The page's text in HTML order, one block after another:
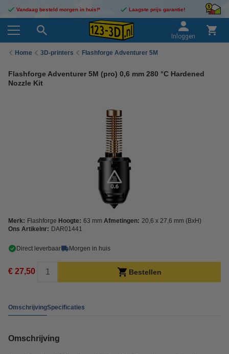
Vandaag besteld morgen in huis!* Laagste prijs garantie!
Inloggen
Home 3D-printers Flashforge Adventurer 5M
Flashforge Adventurer 5M (pro) 0,6 mm 280 °C Hardened
Nozzle Kit
Merk: Flashforge Hoogte: 63 mm Afmetingen: 20,6 x 27,6 mm (BxH)
Ons Artikelnr: DAR01441
Direct leverbaar Morgen in huis
€ 27,50 Bestellen
OmschrijvingSpecificaties
Omschrijving